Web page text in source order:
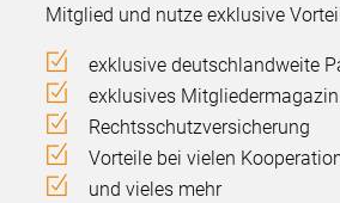
Mitglied und nutze exklusive
exklusive deutschlandweite
exklusives
Rechtsschutzversicherung
Vorteile bei vielen
und vieles mehr